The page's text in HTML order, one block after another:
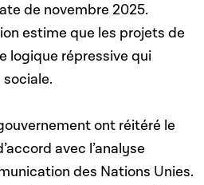
de novembre 2025.
estime que les projets de
logique répressive qui
sociale.
ont réitéré le
avec l’analyse
des Nations Unies.